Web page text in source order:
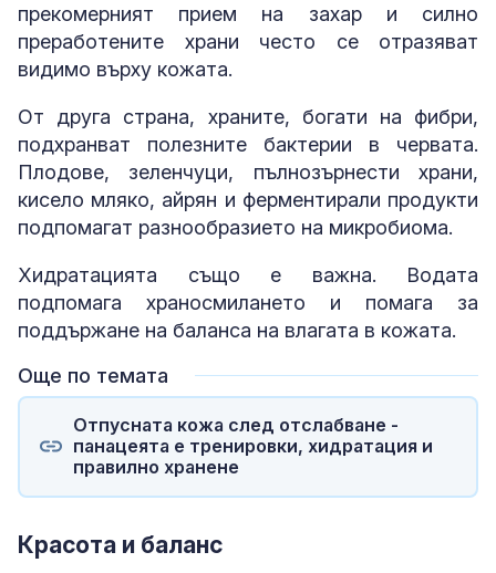
прекомерният прием на захар и силно
преработените храни често се отразяват
видимо върху кожата.
От друга страна, храните, богати на фибри,
подхранват полезните бактерии в червата.
Плодове, зеленчуци, пълнозърнести храни,
кисело мляко, айрян и ферментирали продукти
подпомагат разнообразието на микробиома.
Хидратацията също е важна. Водата
подпомага храносмилането и помага за
поддържане на баланса на влагата в кожата.
Още по темата
Отпусната кожа след отслабване -
панацеята е тренировки, хидратация и
правилно хранене
Красота и баланс